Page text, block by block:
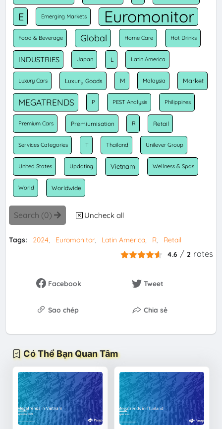
E Emerging Markets Euromonitor
Food & Beverage Global Home Care Hot Drinks
INDUSTRIES Japan L Latin America
Luxury Cars Luxury Goods M Malaysia Market
MEGATRENDS P PEST Analysis Philippines
Premium Cars Premiumisation R Retail
Services Categories T Thailand Unilever Group
United States Updating Vietnam Wellness & Spas
World Worldwide
Search (0) Uncheck all
Tags: 2024 Euromonitor Latin America R
Retail
4.6 / 2 rates
Facebook Tweet
Sao chép Chia sẻ
Có Thể Bạn Quan Tâm